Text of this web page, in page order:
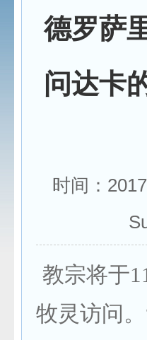
德罗萨
问达卡
时间：
教宗将于
牧灵访问